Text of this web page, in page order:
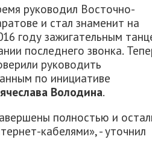
руководил Восточно-
и стал знаменит на
году зажигательным
последнего звонка.
руководить
по инициативе
Володина.
полностью и
кабелями», - уточнил